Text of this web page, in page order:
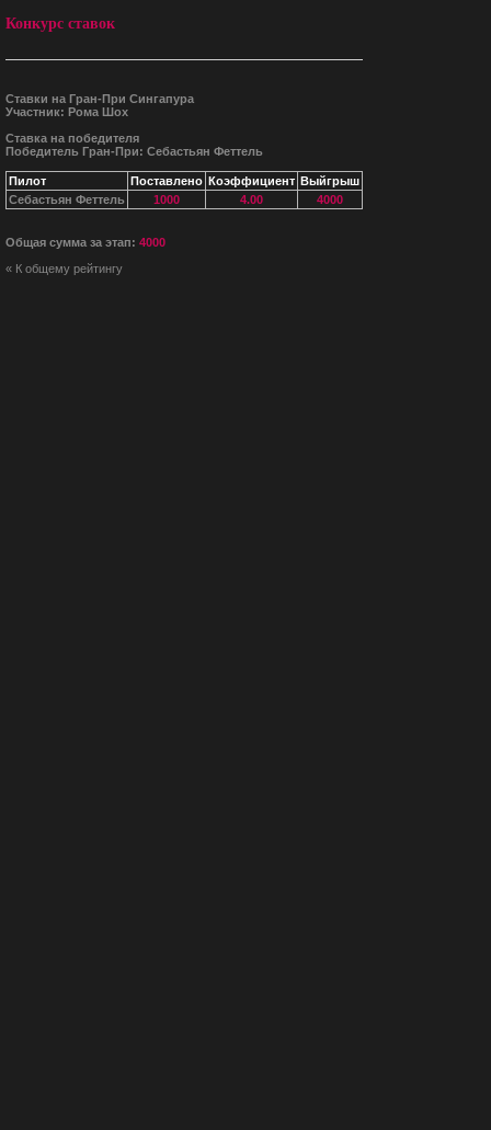
Конкурс ставок
Ставки на Гран-При Сингапура
Участник: Рома Шох
Ставка на победителя
Победитель Гран-При: Себастьян Феттель
Пилот Поставлено Коэффициент Выйгрыш
Себастьян Феттель
1000 4.00 4000
Общая сумма за этап: 4000
« К общему рейтингу